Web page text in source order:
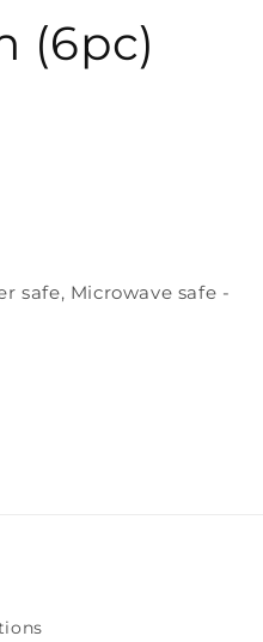
(6pc)
safe, Microwave safe -